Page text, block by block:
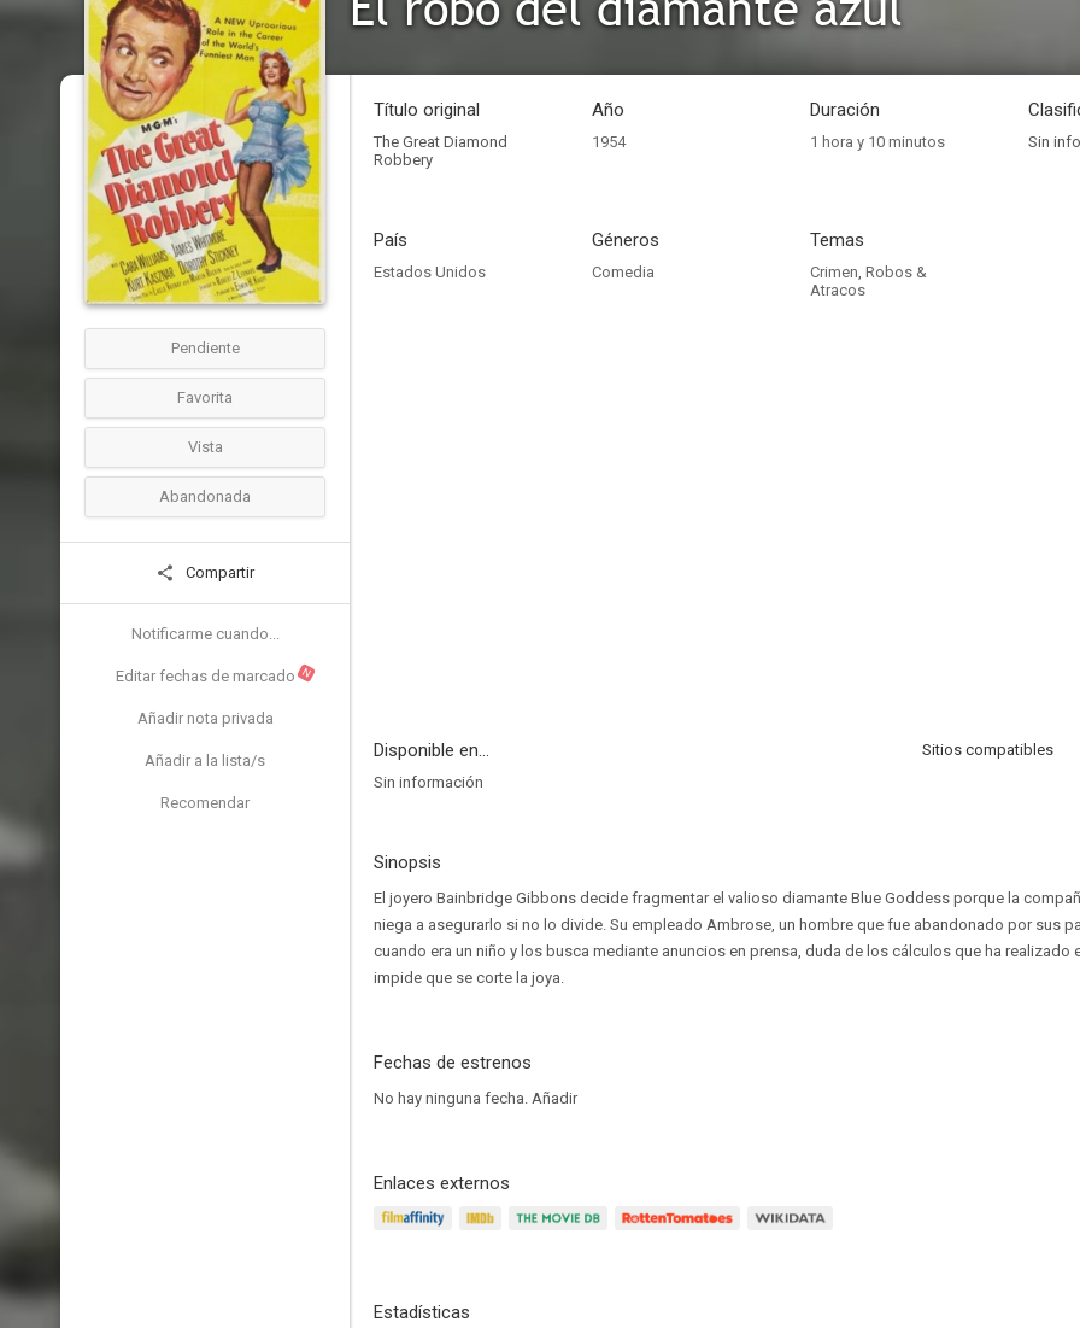
Pendiente
Favorita
Vista
Abandonada
Compartir
Notificarme cuando...
Editar fechas de marcado N
Añadir nota privada
Añadir a la lista/s
Recomendar
Título original
The Great Diamond
Robbery
Año
1954
Duración
1 hora y 10 minutos Sin
País
Estados Unidos
Géneros
Comedia
Temas
Crimen, Robos &
Atracos
Disponible en...
Sitios compatibles
Sin información
Sinopsis
El joyero Bainbridge Gibbons decide fragmentar el valioso diamante Blue Goddess porque la
niega a asegurarlo si no lo divide. Su empleado Ambrose, un hombre que fue abandonado por sus
cuando era un niño y los busca mediante anuncios en prensa, duda de los cálculos que ha realizado
impide que se corte la joya.
Fechas de estrenos
No hay ninguna fecha. Añadir
Enlaces externos
Estadísticas